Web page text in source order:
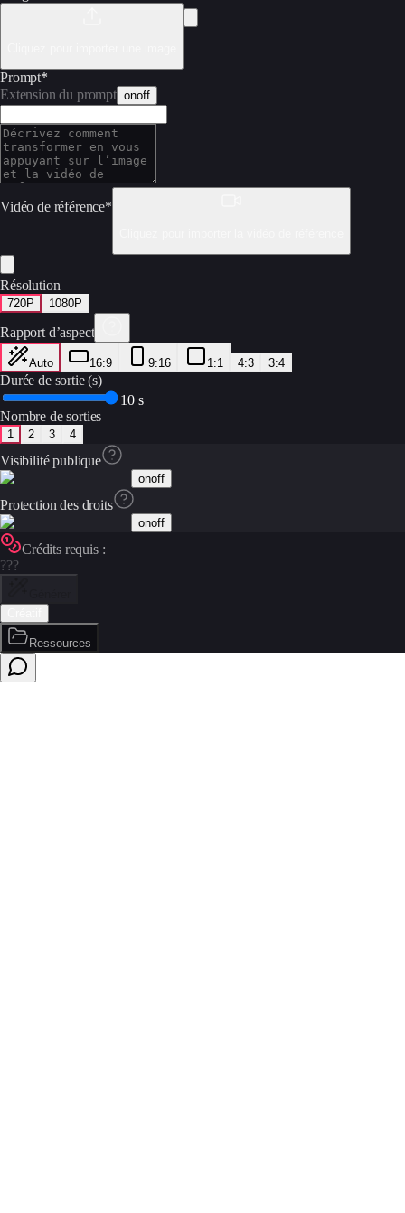
Prompt*
Extension du prompt onoff
Vidéo de référence*
Résolution
720P 1080P
Rapport d’aspect
Auto 16:9 9:16 1:1 4:3 3:4
Durée de sortie (s)
10 s
Nombre de sorties
1 2 3 4
Visibilité publique
onoff
Protection des droits
onoff
Crédits requis :
???
Ressources